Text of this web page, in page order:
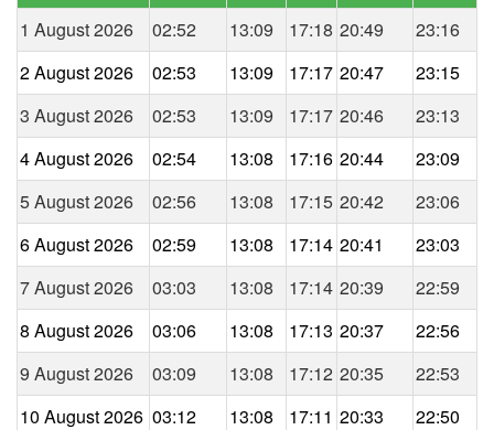
1 August 2026
02:52 13:09 17:18 20:49
23:16
2 August 2026
02:53 13:09 17:17 20:47
23:15
3 August 2026
02:53 13:09 17:17 20:46
23:13
4 August 2026
02:54 13:08 17:16 20:44
23:09
5 August 2026
02:56 13:08 17:15 20:42
23:06
6 August 2026
02:59 13:08 17:14 20:41
23:03
7 August 2026
03:03 13:08 17:14 20:39
22:59
8 August 2026
03:06 13:08 17:13 20:37
22:56
9 August 2026
03:09 13:08 17:12 20:35
22:53
10 August 2026 03:12 13:08 17:11 20:33
22:50